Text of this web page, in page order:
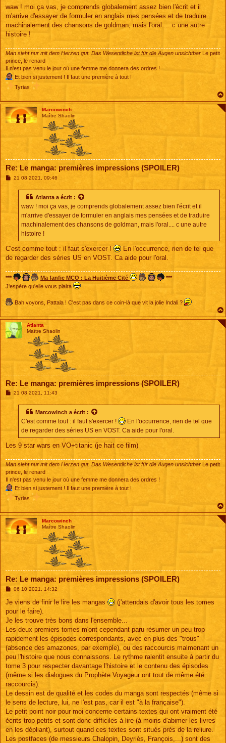
s
a
g
waw ! moi ça vas, je comprends globalement assez bien l'écrit et il
m'arrive d'essayer de formuler en anglais mes pensées et de traduire
machinalement des chansons de goldman, mais l'oral.... c une autre
histoire !
Man sieht nur mit dem Herzen gut. Das Wesentliche ist für die Augen unsichtbar Le petit
prince, le renard
Il n'est pas venu le jour où une femme me donnera des ordres !
Et bien si justement ! Il faut une première à tout !
Tyrias
Marcowinch
Maître Shaolin
Re: Le manga: premières impressions (SPOILER)
M21 08 2021, 09:46
Atlanta a écrit :
waw ! moi ça vas, je comprends globalement assez bien l'écrit et il
m'arrive d'essayer de formuler en anglais mes pensées et de traduire
machinalement des chansons de goldman, mais l'oral.... c une autre
histoire !
C'est comme tout : il faut s'exercer !
En l'occurrence, rien de tel que
de regarder des séries US en VOST. Ca aide pour l'oral.
*** Ma fanfic MCO : La Huitième Cité
***
J'espère qu'elle vous plaira
Bah voyons, Pattala ! C'est pas dans ce coin-là que vit la jolie Indali ?
Atlanta
Maître Shaolin
Re: Le manga: premières impressions (SPOILER)
M21 08 2021, 11:43
Marcowinch a écrit :
C'est comme tout : il faut s'exercer !
En l'occurrence, rien de tel que
de regarder des séries US en VOST. Ca aide pour l'oral.
Les 9 star wars en VO+titanic (je hait ce film)
Man sieht nur mit dem Herzen gut. Das Wesentliche ist für die Augen unsichtbar Le petit
prince, le renard
Il n'est pas venu le jour où une femme me donnera des ordres !
Et bien si justement ! Il faut une première à tout !
Tyrias
Marcowinch
Maître Shaolin
Re: Le manga: premières impressions (SPOILER)
M
s
a
g
06 10 2021, 14:32
Je viens de finir le lire les mangas
(j'attendais d'avoir tous les tomes
pour le faire).
Je les trouve très bons dans l'ensemble...
Les deux premiers tomes m'ont cependant paru résumer un peu trop
rapidement les épisodes correspondants, avec en plus des "trous"
(absence des amazones, par exemple), ou des raccourcis malmenant un
peu l'histoire que nous connaissons. Le rythme ralentit ensuite à partir du
tome 3 pour respecter davantage l'histoire et le contenu des épisodes
(même si les dialogues du Prophète Voyageur ont tout de même été
raccourcis).
Le dessin est de qualité et les codes du manga sont respectés (même si
le sens de lecture, lui, ne l'est pas, car il est "à la française").
Le petit point noir pour moi concerne certains textes qui ont vraiment été
écrits trop petits et sont donc difficiles à lire (à moins d'abimer les livres
en les dépliant), surtout quand ces textes sont situés près de la reliure.
Les postfaces (de messieurs Chalopin, Deyriès, François,...) sont des